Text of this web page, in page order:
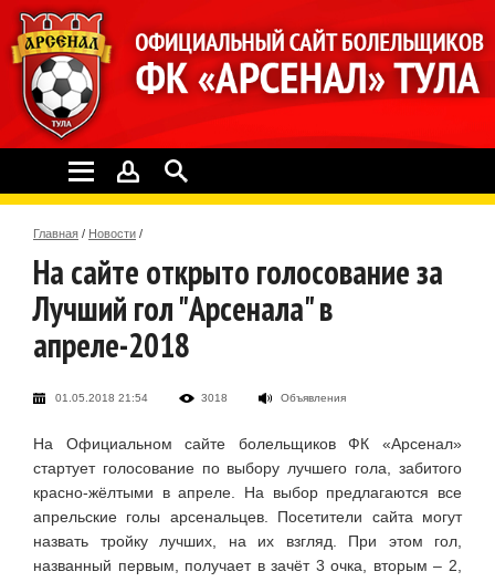
Главная / Новости /
На сайте открыто голосование за
Лучший гол "Арсенала" в
апреле-2018
01.05.2018 21:54 3018 Объявления
На Официальном сайте болельщиков ФК «Арсенал»
стартует голосование по выбору лучшего гола, забитого
красно-жёлтыми в апреле. На выбор предлагаются все
апрельские голы арсенальцев. Посетители сайта могут
назвать тройку лучших, на их взгляд. При этом гол,
названный первым, получает в зачёт 3 очка, вторым – 2,